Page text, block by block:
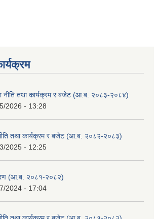
नीति तथा कार्यक्रम र बजेट (आ.ब. २०८३-२०८४)
2026 - 13:28
तथा कार्यक्रम र बजेट (आ.ब. २०८२-२०८३)
2025 - 12:25
(आ.ब. २०८१-२०८२)
2024 - 17:04